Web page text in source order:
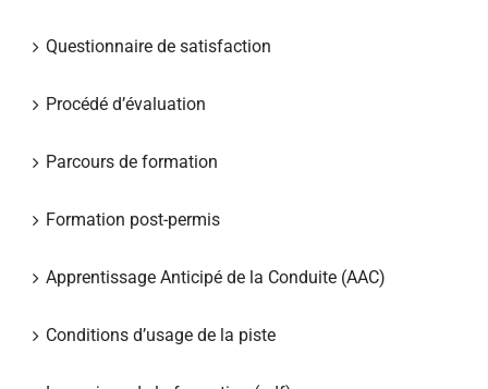
Questionnaire de satisfaction
Procédé d’évaluation
Parcours de formation
Formation post-permis
Apprentissage Anticipé de la Conduite (AAC)
Conditions d’usage de la piste